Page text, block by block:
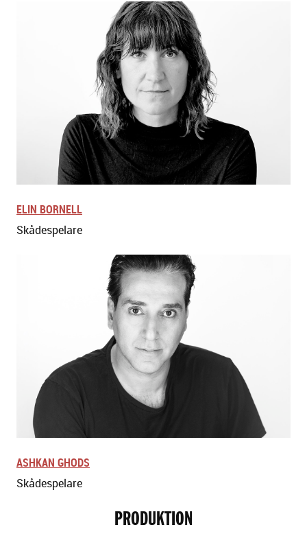
ELIN BORNELL
Skådespelare
ASHKAN GHODS
Skådespelare
PRODUKTION